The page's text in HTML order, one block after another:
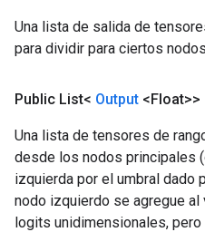
Una lista de salida de
para dividir para ciertos
Public List< Output <Float>>
Una lista de tensores de
desde los nodos principales
izquierda por el umbral dado
nodo izquierdo se agregue al
logits unidimensionales,